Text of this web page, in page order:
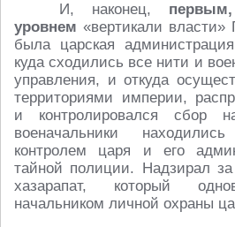
И, наконец,
уровнем «вертикали
была царская
куда сходились все нити и
управления, и откуда
территориями империи,
и контролировался сбор
военачальники
контролем царя и его
тайной полиции. Надзирал
хазарапат, который
начальником личной охраны